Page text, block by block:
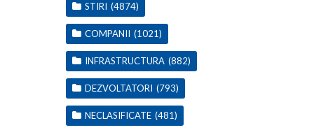
STIRI (4874)
COMPANII (1021)
INFRASTRUCTURA (882)
DEZVOLTATORI (793)
NECLASIFICATE (481)